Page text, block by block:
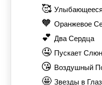
🥰
🧡 Оранжевое
💕 Два Сердца
🤤 Пускает
😘 Воздушный
🤩 Звезды в